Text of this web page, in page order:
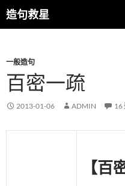
跳
至
內
容
造句救星
搜
尋
一般造句
百密一疏
2013-01-06 ADMIN 16
【百